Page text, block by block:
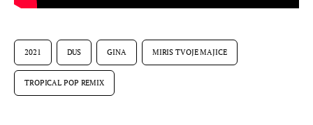
2021 DUS GINA MIRIS TVOJE MAJICE
TROPICAL POP REMIX